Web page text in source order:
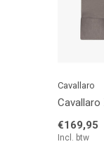
Cavallaro
€169,95
Incl. btw